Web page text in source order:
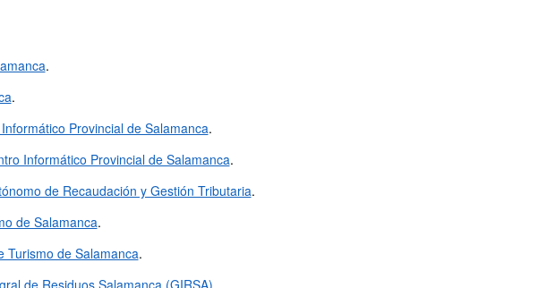
.
.
Provincial de Salamanca.
Informático Provincial de Salamanca.
de Recaudación y Gestión Tributaria.
de Salamanca.
Turismo de Salamanca.
de Residuos Salamanca (GIRSA)